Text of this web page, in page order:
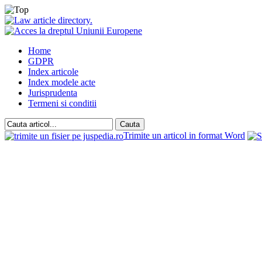
Home
GDPR
Index articole
Index modele acte
Jurisprudenta
Termeni si conditii
Trimite un articol in format Word